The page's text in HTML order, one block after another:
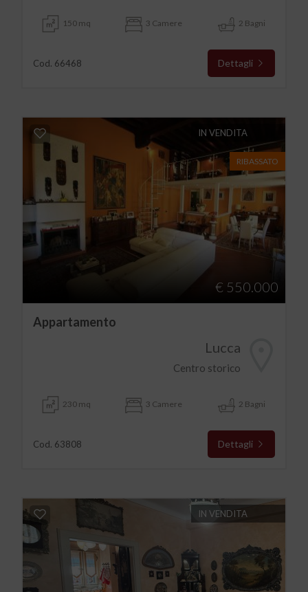
150 mq 3 Camere 2 Bagni
Cod. 66468 Dettagli
IN VENDITA
RIBASSATO
€ 550.000
Appartamento
Lucca
Centro storico
230 mq 3 Camere 2 Bagni
Cod. 63808 Dettagli
IN VENDITA